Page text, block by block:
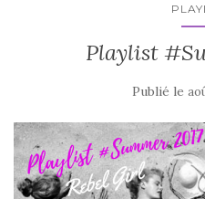
Playlist
Publié le